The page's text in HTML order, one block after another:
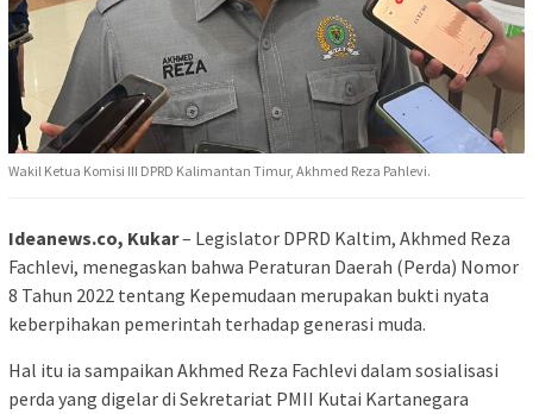
Wakil Ketua Komisi III DPRD Kalimantan Timur, Akhmed Reza Pahlevi.
Ideanews.co, Kukar– Legislator DPRD Kaltim, Akhmed Reza
Fachlevi, menegaskan bahwa Peraturan Daerah (Perda) Nomor
8 Tahun 2022 tentang Kepemudaan merupakan bukti nyata
keberpihakan pemerintah terhadap generasi muda.
Hal itu ia sampaikan Akhmed Reza Fachlevi dalam sosialisasi
perda yang digelar di Sekretariat PMII Kutai Kartanegara